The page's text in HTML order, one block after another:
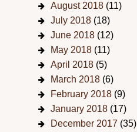
August 2018 (11)
July 2018 (18)
June 2018 (12)
May 2018 (11)
April 2018 (5)
March 2018 (6)
February 2018 (9)
January 2018 (17)
December 2017 (35)